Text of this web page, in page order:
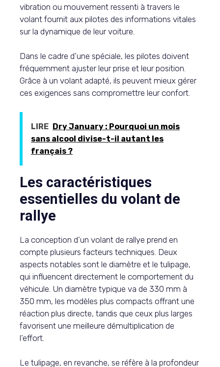
vibration ou mouvement ressenti à travers le
volant fournit aux pilotes des informations vitales
sur la dynamique de leur voiture.
Dans le cadre d’une spéciale, les pilotes doivent
fréquemment ajuster leur prise et leur position.
Grâce à un volant adapté, ils peuvent mieux gérer
ces exigences sans compromettre leur confort.
LIRE Dry January : Pourquoi un mois
sans alcool divise-t-il autant les
français ?
Les caractéristiques
essentielles du volant de
rallye
La conception d’un volant de rallye prend en
compte plusieurs facteurs techniques. Deux
aspects notables sont le diamètre et le tulipage,
qui influencent directement le comportement du
véhicule. Un diamètre typique va de 330 mm à
350 mm, les modèles plus compacts offrant une
réaction plus directe, tandis que ceux plus larges
favorisent une meilleure démultiplication de
l’effort.
Le tulipage, en revanche, se réfère à la profondeur